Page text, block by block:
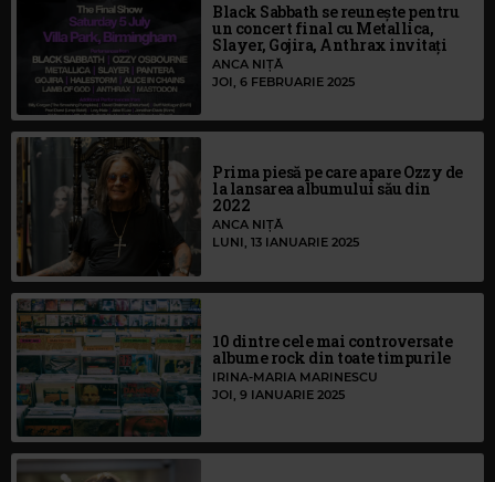
Black Sabbath se reunește pentru
un concert final cu Metallica,
Slayer, Gojira, Anthrax invitați
ANCA NIȚĂ
JOI, 6 FEBRUARIE 2025
Prima piesă pe care apare Ozzy de
la lansarea albumului său din
2022
ANCA NIȚĂ
LUNI, 13 IANUARIE 2025
10 dintre cele mai controversate
albume rock din toate timpurile
IRINA-MARIA MARINESCU
JOI, 9 IANUARIE 2025